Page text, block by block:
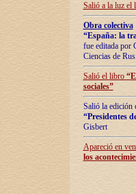
Salió a la luz el
Obra colectiva
“España: la
fue editada por
Ciencias de
Salió el libro “
sociales”
Salió la edición
“Presidentes
Gisbert
Apareció en
los